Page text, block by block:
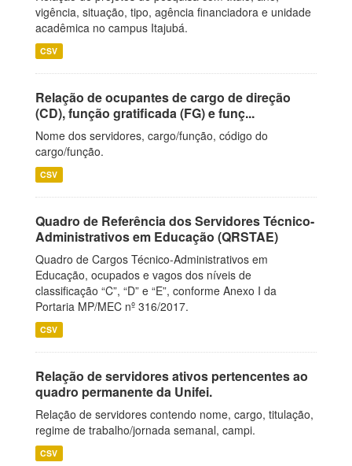
vigência, situação, tipo, agência financiadora e unidade
acadêmica no campus Itajubá.
CSV
Relação de ocupantes de cargo de direção
(CD), função gratificada (FG) e funç...
Nome dos servidores, cargo/função, código do
cargo/função.
CSV
Quadro de Referência dos Servidores Técnico-
Administrativos em Educação (QRSTAE)
Quadro de Cargos Técnico-Administrativos em
Educação, ocupados e vagos dos níveis de
classificação “C”, “D” e “E”, conforme Anexo I da
Portaria MP/MEC nº 316/2017.
CSV
Relação de servidores ativos pertencentes ao
quadro permanente da Unifei.
Relação de servidores contendo nome, cargo, titulação,
regime de trabalho/jornada semanal, campi.
CSV